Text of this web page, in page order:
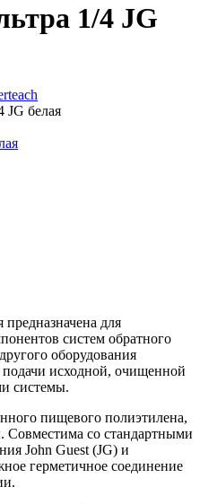
1/4 JG
JG белая
предназначена для
систем обратного
оборудования
подачи исходной, очищенной
системы.
пищевого полиэтилена,
Совместима со стандартными
John Guest (JG) и
герметичное соединение